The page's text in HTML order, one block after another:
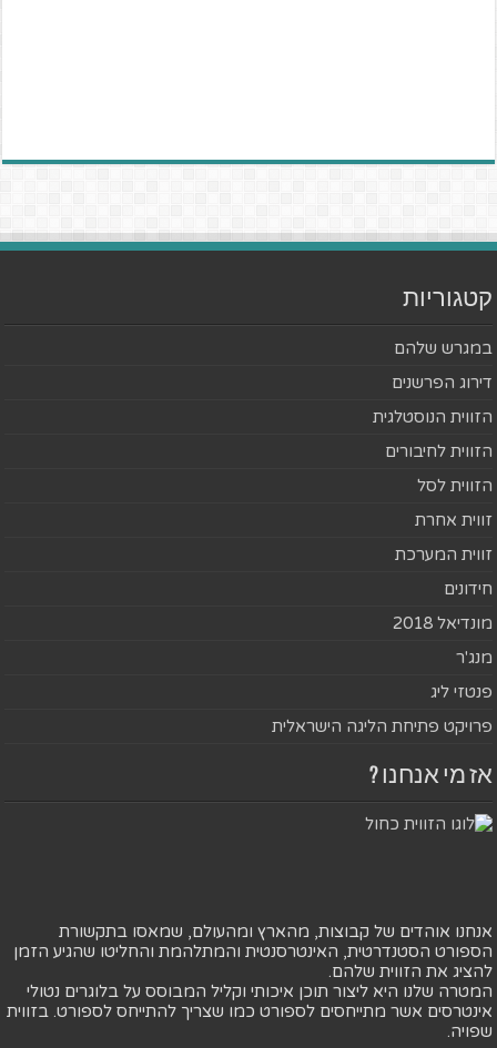
קטגוריות
במגרש שלהם
דירוג הפרשנים
הזווית הנוסטלגית
הזווית לחיבורים
הזווית לסל
זווית אחרת
זווית המערכת
חידונים
מונדיאל 2018
מנג'ר
פנטזי ליג
פרויקט פתיחת הליגה הישראלית
אז מי אנחנו ?
אנחנו אוהדים של קבוצות, מהארץ ומהעולם, שמאסו בתקשורת
הספורט הסטנדרטית, האינטרסנטית והמתלהמת והחליטו שהגיע הזמן
להציג את הזווית שלהם.
המטרה שלנו היא ליצור תוכן איכותי וקליל המבוסס על בלוגרים נטולי
אינטרסים אשר מתייחסים לספורט כמו שצריך להתייחס לספורט. בזווית
שפויה.